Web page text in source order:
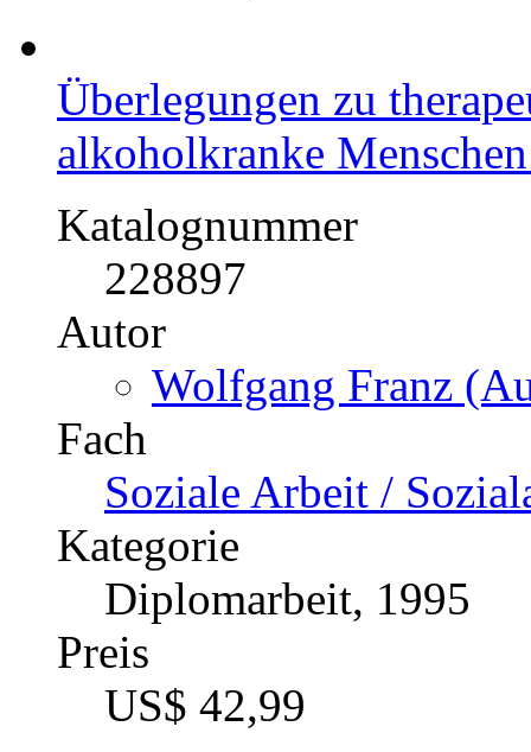
Überlegungen zu
alkoholkranke
Katalognummer
228897
Autor
Wolfgang Franz
Fach
Soziale Arbeit /
Kategorie
Diplomarbeit, 1995
Preis
US$ 42,99